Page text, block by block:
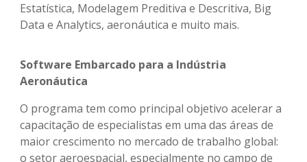
Estatística, Modelagem Preditiva e Descritiva, Big
Data e Analytics, aeronáutica e muito mais.
Software Embarcado para a Indústria
Aeronáutica
O programa tem como principal objetivo acelerar a
capacitação de especialistas em uma das áreas de
maior crescimento no mercado de trabalho global:
o setor aeroespacial, especialmente no campo de